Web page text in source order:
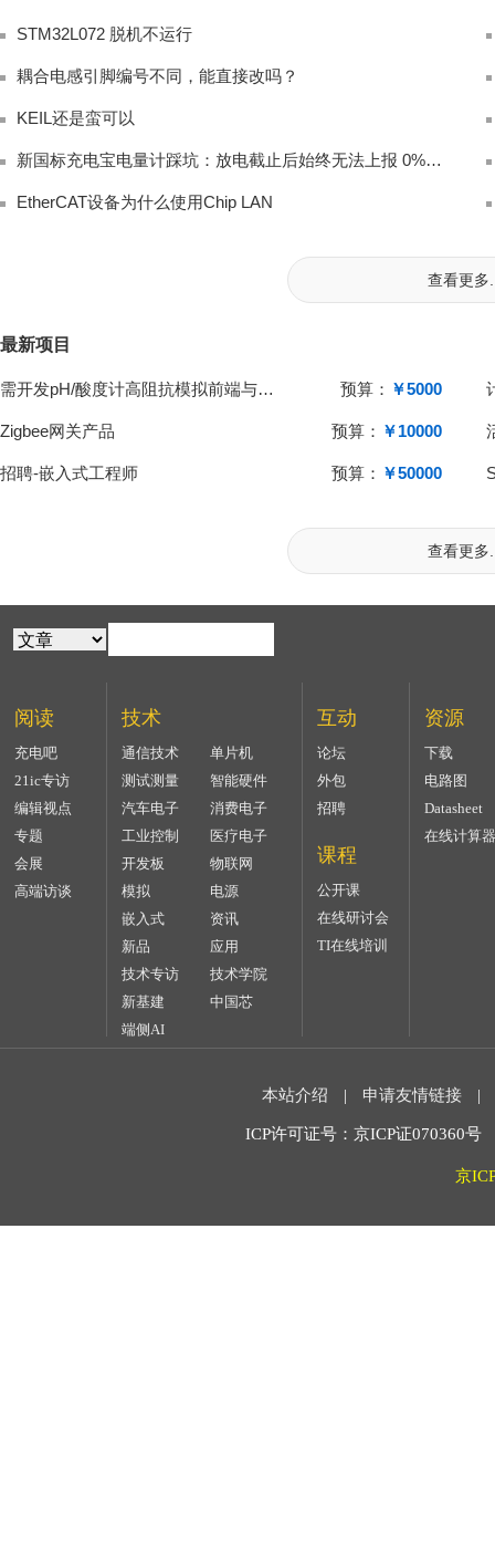
STM32L072 脱机不运行
耦合电感引脚编号不同，能直接改吗？
KEIL还是蛮可以
新国标充电宝电量计踩坑：放电截止后始终无法上报 0% 电量完整排查
EtherCAT设备为什么使用Chip LAN
查看更多
最新项目
需开发pH/酸度计高阻抗模拟前端与单片机系统 预算： ￥5000
Zigbee网关产品 预算： ￥10000
招聘-嵌入式工程师 预算： ￥50000
查看更多
阅读
充电吧
21ic专访
编辑视点
专题
会展
高端访谈
技术
通信技术
单片机
测试测量
智能硬件
汽车电子
消费电子
工业控制
医疗电子
开发板
物联网
模拟
电源
嵌入式
资讯
新品
应用
技术专访
技术学院
新基建
中国芯
端侧AI
互动
论坛
外包
招聘
课程
公开课
在线研讨会
TI在线培训
资源
下载
电路图
Datasheet
在线计算器
本站介绍 | 申请友情链接 |
ICP许可证号：京ICP证070360
京